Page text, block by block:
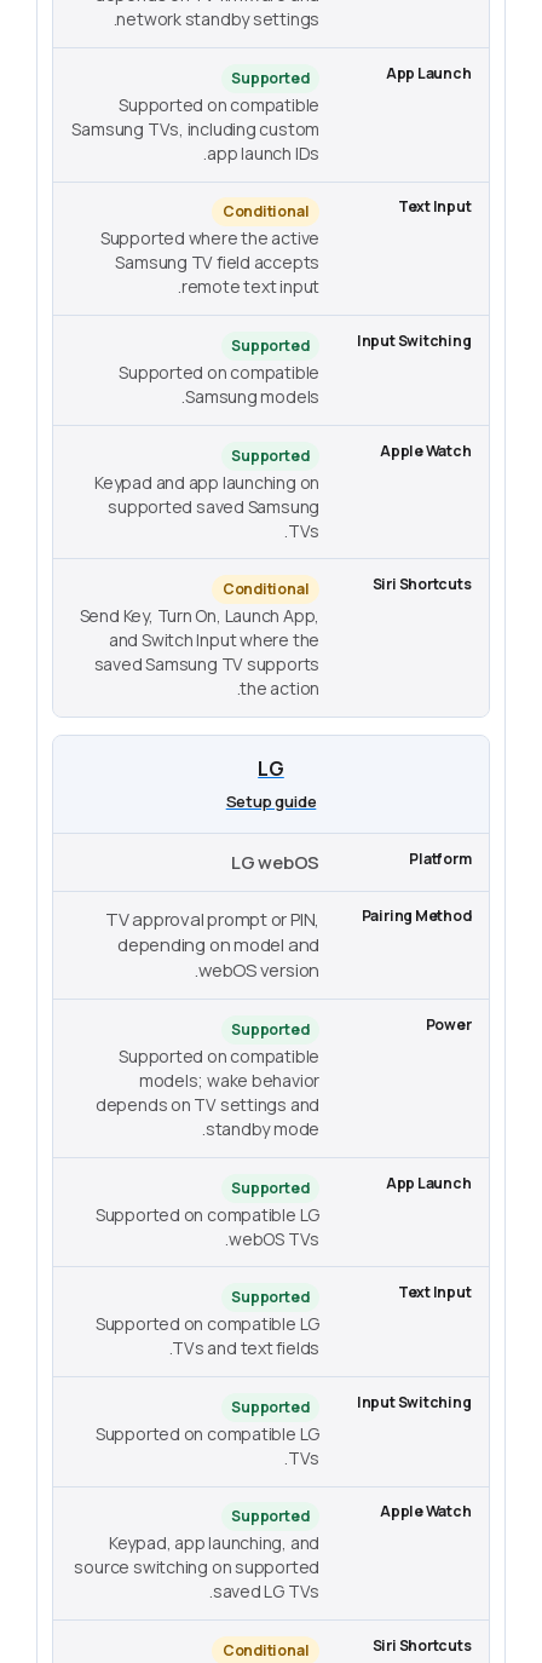
network standby settings.
Supported
Supported on compatible
Samsung TVs, including custom
app launch IDs.
Conditional
Supported where the active
Samsung TV field accepts
remote text input.
Supported
Supported on compatible
Samsung models.
Supported
Keypad and app launching on
supported saved Samsung
TVs.
Conditional
Send Key, Turn On, Launch App,
and Switch Input where the
saved Samsung TV supports
the action.
LG
Setup guide
LG webOS
TV approval prompt or PIN,
depending on model and
webOS version.
Supported
Supported on compatible
models; wake behavior
depends on TV settings and
standby mode.
Supported
Supported on compatible LG
webOS TVs.
Supported
Supported on compatible LG
TVs and text fields.
Supported
Supported on compatible LG
TVs.
Supported
Keypad, app launching, and
source switching on supported
saved LG TVs.
Conditional